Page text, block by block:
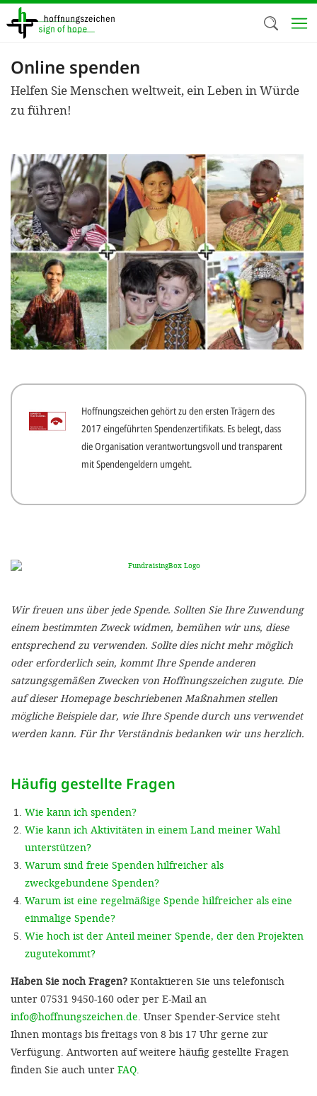
Direkt
zum
Inhalt
Online spenden
Helfen Sie Menschen weltweit, ein Leben in Würde
zu führen!
Hoffnungszeichen gehört zu den ersten Trägern des
2017 eingeführten Spendenzertifikats. Es belegt, dass
die Organisation verantwortungsvoll und transparent
mit Spendengeldern umgeht.
Wir freuen uns über jede Spende. Sollten Sie Ihre Zuwendung
einem bestimmten Zweck widmen, bemühen wir uns, diese
entsprechend zu verwenden. Sollte dies nicht mehr möglich
oder erforderlich sein, kommt Ihre Spende anderen
satzungsgemäßen Zwecken von Hoffnungszeichen zugute. Die
auf dieser Homepage beschriebenen Maßnahmen stellen
mögliche Beispiele dar, wie Ihre Spende durch uns verwendet
werden kann. Für Ihr Verständnis bedanken wir uns herzlich.
Häufig gestellte Fragen
Wie kann ich spenden?
Wie kann ich Aktivitäten in einem Land meiner Wahl
unterstützen?
Warum sind freie Spenden hilfreicher als
zweckgebundene Spenden?
Warum ist eine regelmäßige Spende hilfreicher als eine
einmalige Spende?
Wie hoch ist der Anteil meiner Spende, der den Projekten
zugutekommt?
Haben Sie noch Fragen? Kontaktieren Sie uns telefonisch
unter 07531 9450-160 oder per E-Mail an
info@hoffnungszeichen.de. Unser Spender-Service steht
Ihnen montags bis freitags von 8 bis 17 Uhr gerne zur
Verfügung. Antworten auf weitere häufig gestellte Fragen
finden Sie auch unter FAQ.
Wir
nutzen
Cookies zu
helfen
Online-
'Cookie-
Impressum
ALLEN